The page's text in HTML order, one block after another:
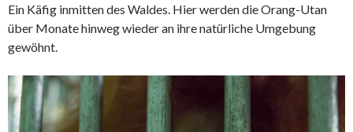
Ein Käfig inmitten des Waldes. Hier werden dieOrang-Utan
über Monate hinweg wieder an ihre natürliche Umgebung
gewöhnt.